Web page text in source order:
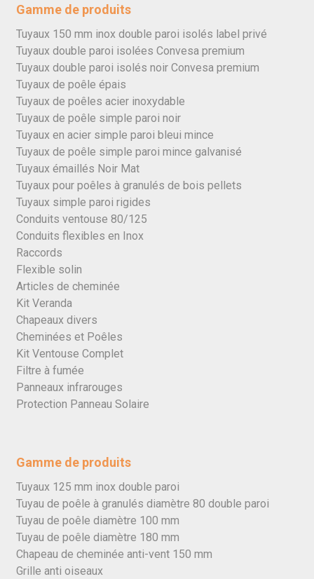
Gamme de produits
Tuyaux 150 mm inox double paroi isolés label privé
Tuyaux double paroi isolées Convesa premium
Tuyaux double paroi isolés noir Convesa premium
Tuyaux de poêle épais
Tuyaux de poêles acier inoxydable
Tuyaux de poêle simple paroi noir
Tuyaux en acier simple paroi bleui mince
Tuyaux de poêle simple paroi mince galvanisé
Tuyaux émaillés Noir Mat
Tuyaux pour poêles à granulés de bois pellets
Tuyaux simple paroi rigides
Conduits ventouse 80/125
Conduits flexibles en Inox
Raccords
Flexible solin
Articles de cheminée
Kit Veranda
Chapeaux divers
Cheminées et Poêles
Kit Ventouse Complet
Filtre à fumée
Panneaux infrarouges
Protection Panneau Solaire
Gamme de produits
Tuyaux 125 mm inox double paroi
Tuyau de poêle à granulés diamètre 80 double paroi
Tuyau de poêle diamètre 100 mm
Tuyau de poêle diamètre 180 mm
Chapeau de cheminée anti-vent 150 mm
Grille anti oiseaux